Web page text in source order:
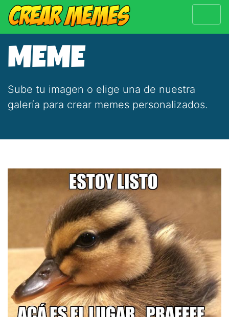
MEME
Sube tu imagen o elige una de nuestra
galería para crear memes personalizados.